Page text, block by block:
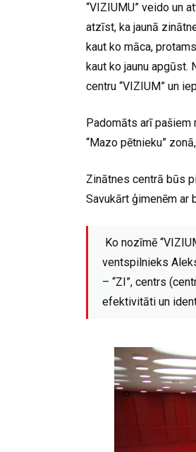
“VIZIUMU” veido un
atzīst, ka jaunā
kaut ko māca,
kaut ko jaunu apgūst.
centru “VIZIUM” un
Padomāts arī
“Mazo pētnieku”
Zinātnes centrā būs
Savukārt ģimenēm ar
Ko nozīmē
ventspilnieks
– “ZI”, centrs
efektivitāti un